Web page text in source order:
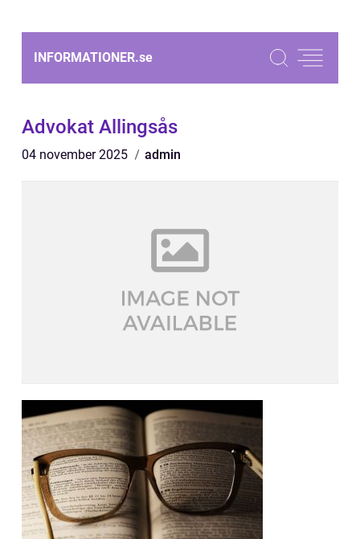
INFORMATIONER.se
Advokat Allingsås
04 november 2025 admin